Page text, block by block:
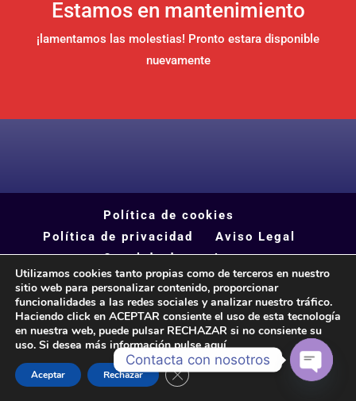
Estamos en mantenimiento
¡lamentamos las molestias! Pronto estara disponible
nuevamente
Política de cookies
Política de privacidad
Aviso Legal
Canal de denuncias
Utilizamos cookies tanto propias como de terceros en nuestro
sitio web para personalizar contenido, proporcionar
funcionalidades a las redes sociales y analizar nuestro tráfico.
Haciendo click en ACEPTAR consiente el uso de esta tecnología
en nuestra web, puede pulsar RECHAZAR si no consiente su
uso. Si desea más información pulseaquí
Aceptar Rechazar Cerrar el banner de cookies RGPD
Contacta con nosotros